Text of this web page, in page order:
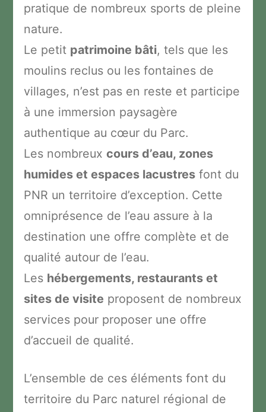
pratique de nombreux sports de pleine
nature.
Le petit patrimoine bâti, tels que les
moulins reclus ou les fontaines de
villages, n’est pas en reste et participe
à une immersion paysagère
authentique au cœur du Parc.
Les nombreuxcours d’eau, zones
humides et espaces lacustres font du
PNR un territoire d’exception. Cette
omniprésence de l’eau assure à la
destination une offre complète et de
qualité autour de l’eau.
Les hébergements, restaurants et
sites de visite proposent de nombreux
services pour proposer une offre
d’accueil de qualité.
L’ensemble de ces éléments font du
territoire du Parc naturel régional de